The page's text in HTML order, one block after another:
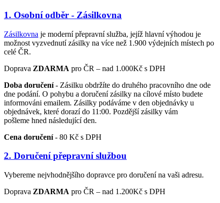
1. Osobní odběr - Zásilkovna
Zásilkovna je moderní přepravní služba, jejíž hlavní výhodou je
možnost vyzvednutí zásilky na více než 1.900 výdejních místech po
celé ČR.
Doprava ZDARMA pro ČR – nad 1.000Kč s DPH
Doba doručení- Zásilku obdržíte do druhého pracovního dne ode
dne podání. O pohybu a doručení zásilky na cílové místo budete
informováni emailem. Zásilky podáváme v den objednávky u
objednávek, které dorazí do 11:00. Pozdější zásilky vám
pošleme hned následující den.
Cena doručení- 80 Kč s DPH
2. Doručení přepravní službou
Vybereme nejvhodnějšího dopravce pro doručení na vaši adresu.
Doprava ZDARMA pro ČR – nad 1.200Kč s DPH